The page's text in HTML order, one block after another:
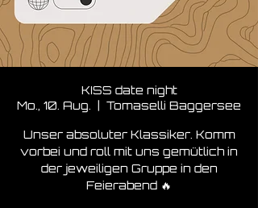
KISS date night
Mo., 10. Aug.
  |
Tomaselli Baggersee
Unser absoluter Klassiker. Komm
vorbei und roll mit uns gemütlich in
der jeweiligen Gruppe in den
Feierabend 🔥